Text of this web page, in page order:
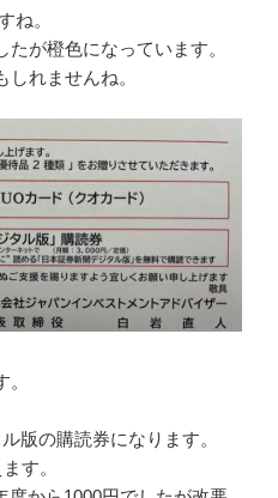
ね。
が橙色になっています。
れませんね。
版の購読券になります。
す。